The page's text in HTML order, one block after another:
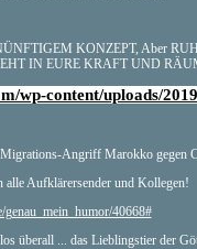
KONZEPT, Aber
IN EURE KRAFT UND
wp-content/uploads/
Angriff Marokko gegen
alle Aufklärersender und Kollegen!
genau_mein_humor/40668#
überall ... das Lieblingstier der